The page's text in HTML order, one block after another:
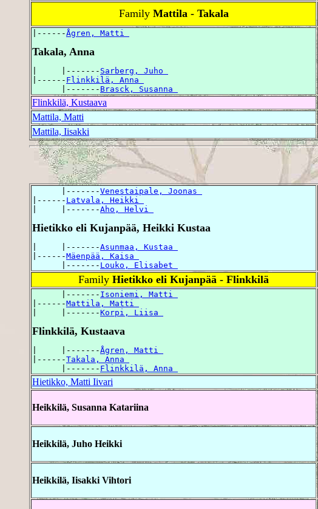
Family Mattila - Takala
|------Ågren, Matti
Takala, Anna
|     |------- Sarberg, Juho
|------ Flinkkilä, Anna
      |-------
Brasck, Susanna
Flinkkilä, Kustaava
Mattila, Matti
Mattila, Iisakki
      |-------
Venestaipale, Joonas
|------ Latvala, Heikki
|     |-------Aho, Helvi
Hietikko eli Kujanpää, Heikki Kustaa
|     |-------Asunmaa, Kustaa
|------Mäenpää, Kaisa
      |-------
Louko, Elisabet
Family Hietikko eli Kujanpää - Flinkkilä
      |-------
Isoniemi, Matti
|------Mattila, Matti
|     |-------Korpi, Liisa
Flinkkilä, Kustaava
|     |-------Ågren, Matti
|------Takala, Anna
      |-------
Flinkkilä, Anna
Hietikko, Matti Iivari
Heikkilä, Susanna Katariina
Heikkilä, Juho Heikki
Heikkilä, Iisakki Vihtori